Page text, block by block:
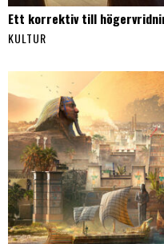
Ett korrektiv till
KULTUR